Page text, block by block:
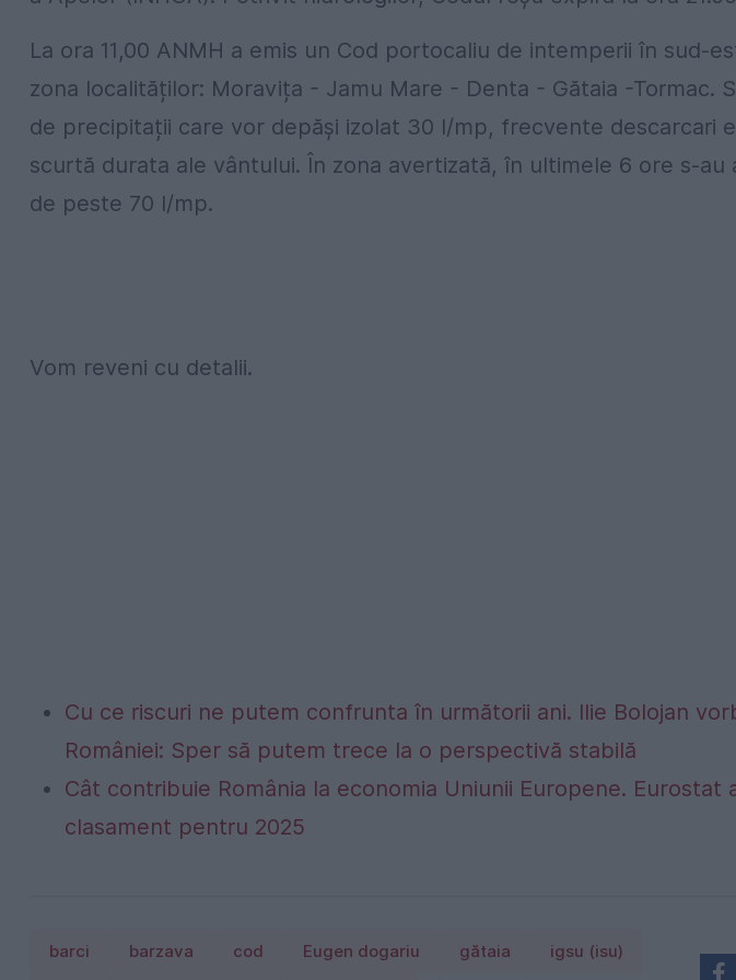
La ora 11,00 ANMH a emis un Cod portocaliu de intemperii în sud-
zona localităților: Moravița - Jamu Mare - Denta - Gătaia -Tormac.
de precipitații care vor depăși izolat 30 l/mp, frecvente descarcari
scurtă durata ale vântului. În zona avertizată, în ultimele 6 ore s-
de peste 70 l/mp.
Vom reveni cu detalii.
Cu ce riscuri ne putem confrunta în următorii ani. Ilie Bolojan
României: Sper să putem trece la o perspectivă stabilă
Cât contribuie România la economia Uniunii Europene. Eurostat
clasament pentru 2025
barci barzava cod Eugen dogariu gătaia igsu (isu)